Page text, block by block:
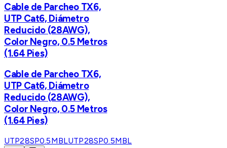
Cable de Parcheo TX6,
UTP Cat6, Diámetro
Reducido (28AWG),
Color Negro, 0.5 Metros
(1.64 Pies)
Cable de Parcheo TX6,
UTP Cat6, Diámetro
Reducido (28AWG),
Color Negro, 0.5 Metros
(1.64 Pies)
UTP28SP0.5MBLUTP28SP0.5MBL